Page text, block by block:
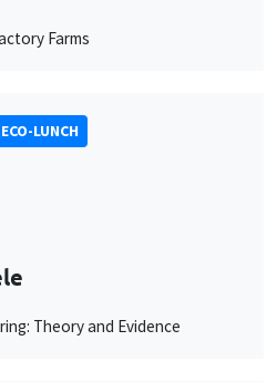
Farms
ECO-LUNCH
Theory and Evidence